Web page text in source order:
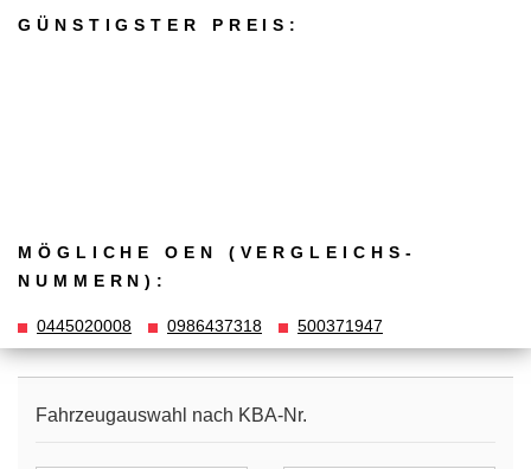
GÜNSTIGSTER PREIS:
MÖGLICHE OEN (VERGLEICHS­
NUMMERN):
0445020008 0986437318 500371947
Fahrzeugauswahl nach KBA-Nr.